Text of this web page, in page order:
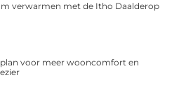
verwarmen met de Itho Daalderop
voor meer wooncomfort en